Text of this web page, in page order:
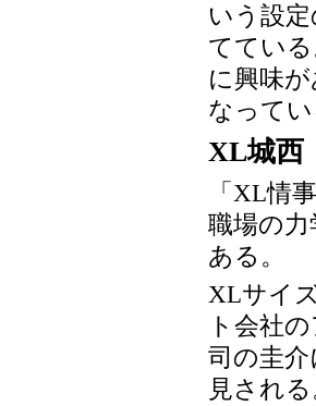
いう設
ててい
に興味
なって
XL城西
「XL情
職場の
ある。
XLサイ
ト会社
司の圭
見され